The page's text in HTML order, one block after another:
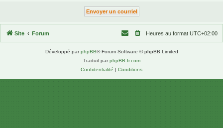
Site Forum Heures au format UTC+02:00
Développé parphpBB® Forum Software © phpBB Limited
Traduit parphpBB-fr.com
Confidentialité | Conditions